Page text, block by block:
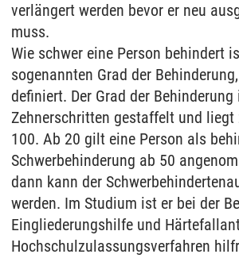
verlängert werden bevor er neu
muss.
Wie schwer eine Person behindert
sogenannten Grad der
definiert. Der Grad der
Zehnerschritten gestaffelt und liegt
100. Ab 20 gilt eine Person als
Schwerbehinderung ab 50
dann kann der
werden. Im Studium ist er bei der
Eingliederungshilfe und
Hochschulzulassungsverfahren